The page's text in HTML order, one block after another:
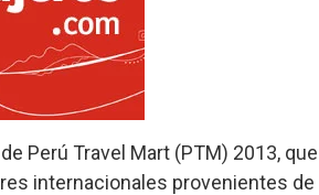
Perú Travel Mart (PTM) 2013,
internacionales provenientes de